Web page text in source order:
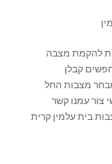
להקמת מצבה
קבלן
מצבות החל
צור עמנו קשר
7843133 קבלן מצבות בית עלמין קרית